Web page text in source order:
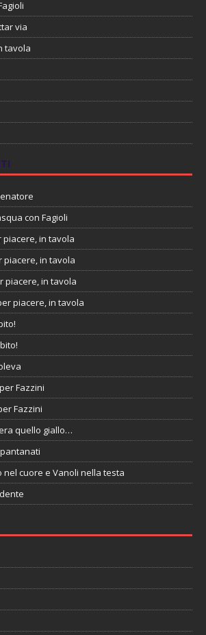
via
tavola
con Fagioli
piacere, in tavola
piacere, in tavola
piacere, in tavola
piacere, in tavola
Fazzini
Fazzini
quello giallo…
nel cuore e Vanoli nella testa